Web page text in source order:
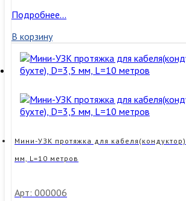
Мини-
протяжка
для
кабеля(кондуктор)
D=3,5
мм,
Подробнее…
В корзину
Мини-УЗК протяжка для
мм, L=10 метров
Арт: 000006